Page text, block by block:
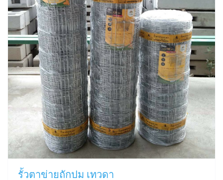
รั้วตาข่ายถักปม เทวดา